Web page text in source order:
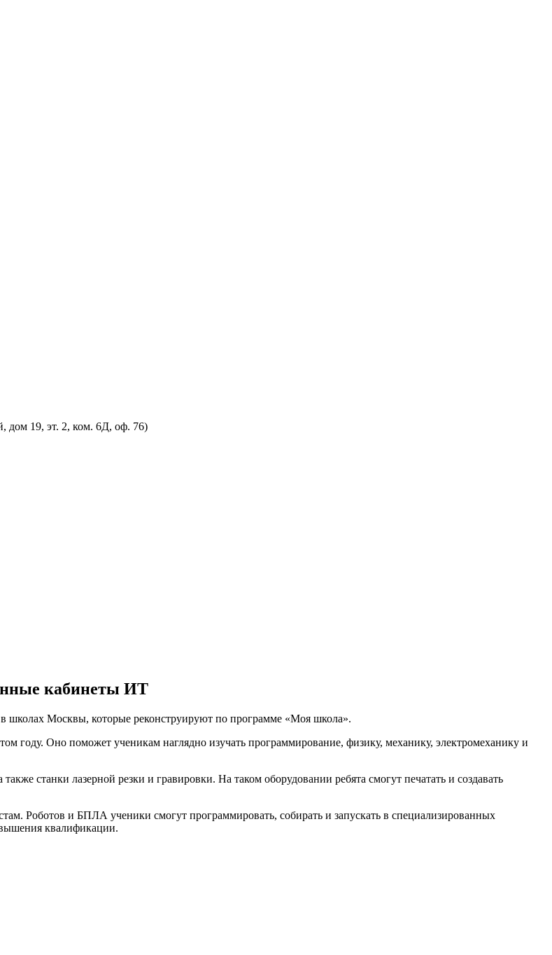
дом 19, эт. 2, ком. 6Д, оф. 76)
кабинеты ИТ
Москвы, которые реконструируют по программе «Моя школа».
году. Оно поможет ученикам наглядно изучать программирование, физику, механику, электромеханику и
станки лазерной резки и гравировки. На таком оборудовании ребята смогут печатать и создавать
Роботов и БПЛА ученики смогут программировать, собирать и запускать в специализированных
квалификации.